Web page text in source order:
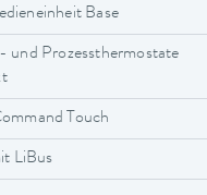
Base
und Prozessthermostate
Touch
LiBus